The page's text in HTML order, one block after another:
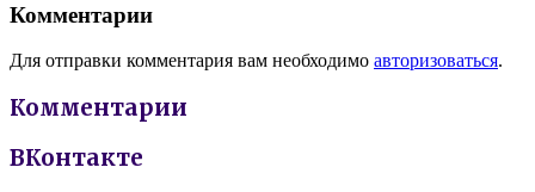
Комментарии
Для отправки комментария вам необходимо авторизоваться.
Комментарии
ВКонтакте